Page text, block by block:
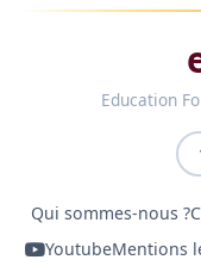
Education
Qui sommes-nous ?
YoutubeMentions